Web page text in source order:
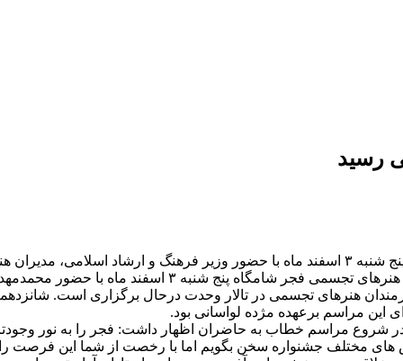
رسید
به پایان رسید.
به گزارش پیلانو به نقل از مهر، مراسم اختتامیه
هنرهای تجسمی در تالار وحدت درحال برگزاری است.
این مراسم برعهده مژده لواسانی بود.
در شروع مراسم خطاب به حاضران اظهار داشت: فجر را به نور
های مختلف جشنواره سخن بگویم اما با رخصت از شما این فرصت را